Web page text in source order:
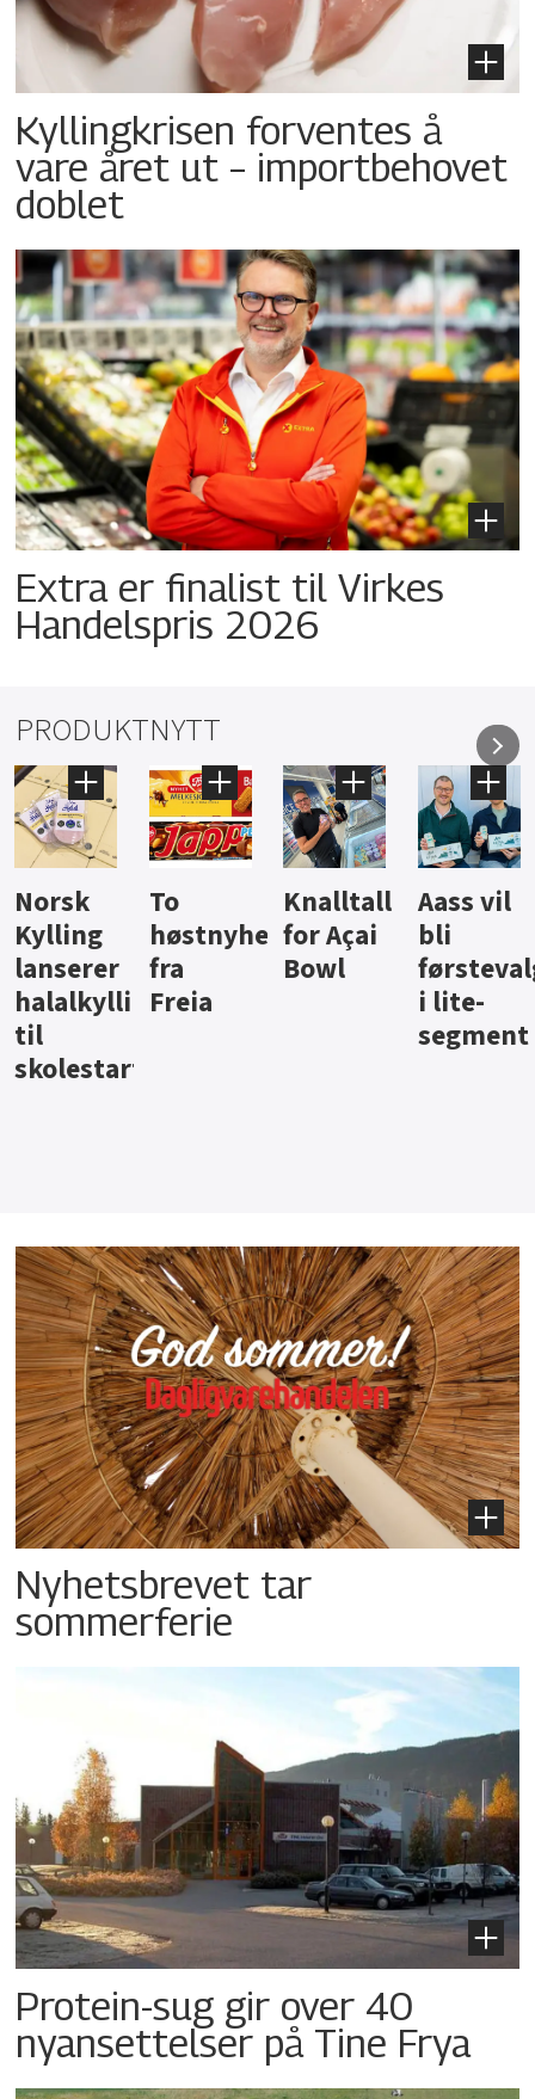
Kyllingkrisen forventes å
vare året ut – importbehovet
doblet
Extra er finalist til Virkes
Handelspris 2026
PRODUKTNYTT
Knalltall
for Açai
Bowl
Aass vil
bli
førstevalg
i lite-
Brus og
jus fra
Berentsen
Hard
iste fra
Hansa
Nyhetsbrevet tar
sommerferie
Protein-sug gir over 40
nyansettelser på Tine Frya